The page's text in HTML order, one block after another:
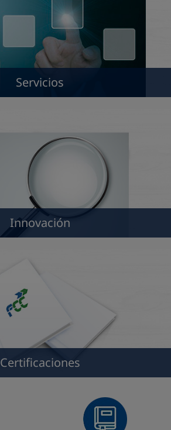
Servicios
Innovación
Certificaciones